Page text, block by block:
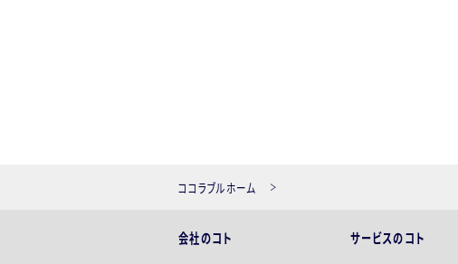
ココラブルホーム
会社のコト サービスのコト